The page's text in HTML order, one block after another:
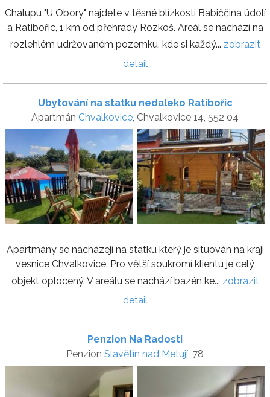
Chalupu "U Obory" najdete v těsné blízkosti Babiččina údolí
a Ratibořic, 1 km od přehrady Rozkoš. Areál se nachází na
rozlehlém udržovaném pozemku, kde si každý... zobrazit
detail
Ubytování na statku nedaleko Ratibořic
Apartmán Chvalkovice, Chvalkovice 14, 552 04
Apartmány se nacházejí na statku který je situován na kraji
vesnice Chvalkovice. Pro větší soukromí klientu je celý
objekt oplocený. V areálu se nachází bazén ke... zobrazit
detail
Penzion Na Radosti
Penzion Slavětín nad Metují, 78